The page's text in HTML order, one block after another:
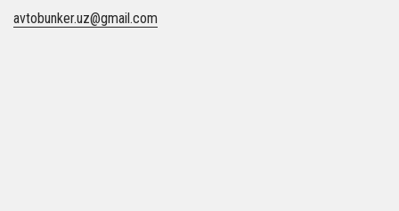
avtobunker.uz@gmail.com